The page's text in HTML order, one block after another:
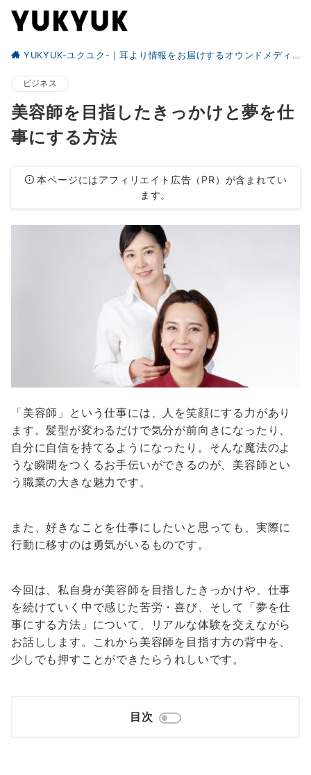
YUKYUK-ユクユク-｜耳より情報をお届けするオウンドメディア
ビジネス
美容師を目指したきっかけと夢を仕
事にする方法
本ページにはアフィリエイト広告（PR）が含まれてい
ます。
「美容師」という仕事には、人を笑顔にする力があり
ます。髪型が変わるだけで気分が前向きになったり、
自分に自信を持てるようになったり。そんな魔法のよ
うな瞬間をつくるお手伝いができるのが、美容師とい
う職業の大きな魅力です。
また、好きなことを仕事にしたいと思っても、実際に
行動に移すのは勇気がいるものです。
今回は、私自身が美容師を目指したきっかけや、仕事
を続けていく中で感じた苦労・喜び、そして「夢を仕
事にする方法」について、リアルな体験を交えながら
お話しします。これから美容師を目指す方の背中を、
少しでも押すことができたらうれしいです。
目次